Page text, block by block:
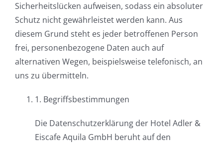
Sicherheitslücken aufweisen, sodass ein absoluter
Schutz nicht gewährleistet werden kann. Aus
diesem Grund steht es jeder betroffenen Person
frei, personenbezogene Daten auch auf
alternativen Wegen, beispielsweise telefonisch, an
uns zu übermitteln.
1. Begriffsbestimmungen
Die Datenschutzerklärung der Hotel Adler &
Eiscafe Aquila GmbH beruht auf den